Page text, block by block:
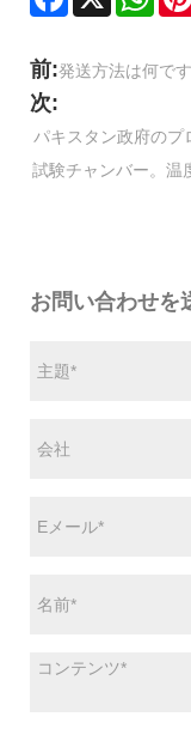
前:発送方法は何で
次:
パキスタン政府のプ
試験チャンバー。温
お問い合わせを